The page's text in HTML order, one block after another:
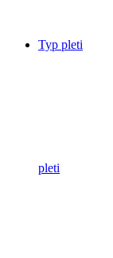
Typ pleti
pleti